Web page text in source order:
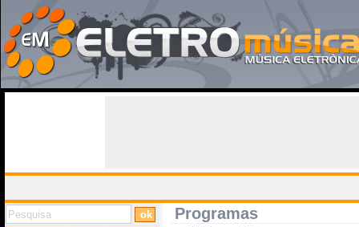
Programas